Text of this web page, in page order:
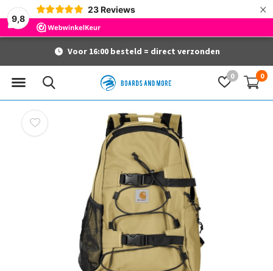
9,8
23 Reviews ×
0 0
Voor 16:00 besteld = direct verzonden